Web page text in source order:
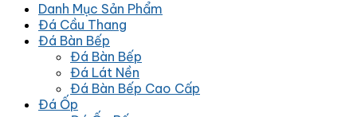
Danh Mục Sản Phẩm
Đá Cầu Thang
Đá Bàn Bếp
Đá Bàn Bếp
Đá Lát Nền
Đá Bàn Bếp Cao Cấp
Đá Ốp